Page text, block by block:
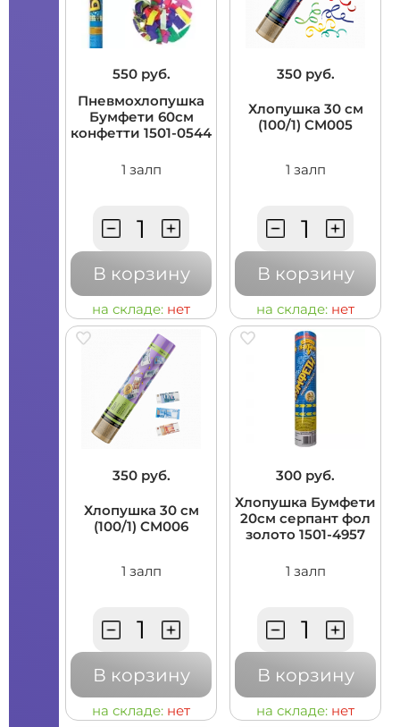
550 руб.
Пневмохлопушка
Бумфети 60см
конфетти 1501-0544
1 залп
В корзину
на складе: нет
350 руб.
Хлопушка 30 см
(100/1) CM005
1 залп
В корзину
на складе: нет
350 руб.
Хлопушка 30 см
(100/1) CM006
1 залп
В корзину
на складе: нет
300 руб.
Хлопушка Бумфети
20см серпант фол
золото 1501-4957
1 залп
В корзину
на складе: нет